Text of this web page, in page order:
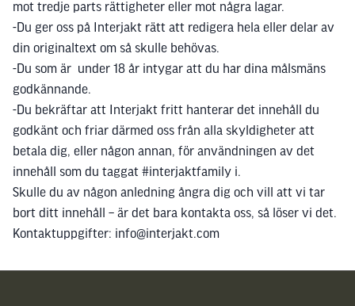
mot tredje parts rättigheter eller mot några lagar.
-Du ger oss på Interjakt rätt att redigera hela eller delar av
din originaltext om så skulle behövas.
-Du som är under 18 år intygar att du har dina målsmäns
godkännande.
-Du bekräftar att Interjakt fritt hanterar det innehåll du
godkänt och friar därmed oss från alla skyldigheter att
betala dig, eller någon annan, för användningen av det
innehåll som du taggat #interjaktfamily i.
Skulle du av någon anledning ångra dig och vill att vi tar
bort ditt innehåll – är det bara kontakta oss, så löser vi det.
Kontaktuppgifter: info@interjakt.com